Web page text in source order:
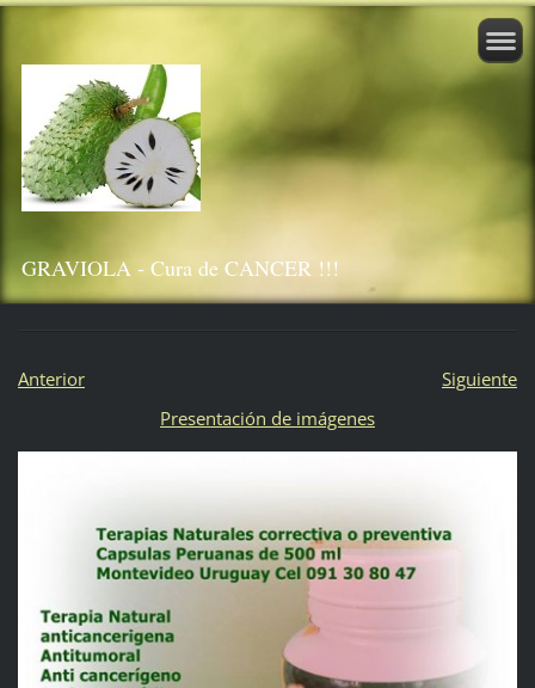
GRAVIOLA - Cura de CANCER !!!
Anterior
Siguiente
Presentación de imágenes